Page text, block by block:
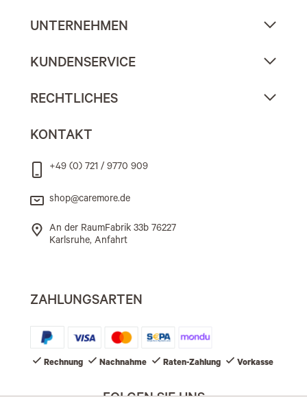
UNTERNEHMEN
KUNDENSERVICE
RECHTLICHES
KONTAKT
+49 (0) 721 / 9770 909
shop@caremore.de
An der RaumFabrik 33b 76227
Karlsruhe, Anfahrt
ZAHLUNGSARTEN
Rechnung Nachnahme Raten-Zahlung Vorkasse
FOLGEN SIE UNS